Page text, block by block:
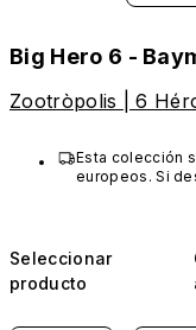
Big Hero 6 -
Zootròpolis | 6
Esta colección
europeos. Si
Seleccionar
producto